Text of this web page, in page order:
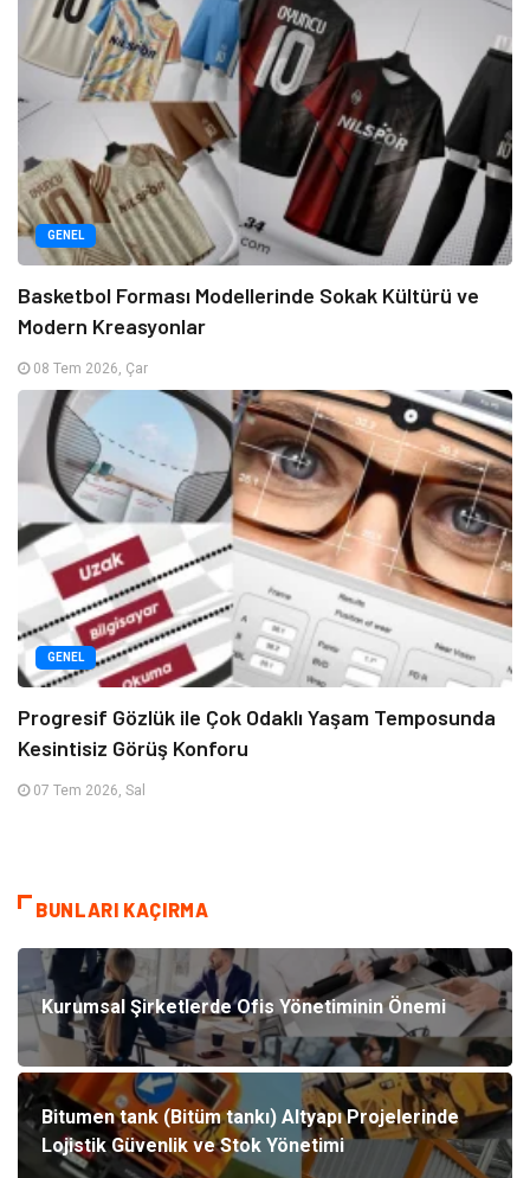
GENEL
Basketbol Forması Modellerinde Sokak Kültürü ve
Modern Kreasyonlar
08 Tem 2026, Çar
GENEL
Progresif Gözlük ile Çok Odaklı Yaşam Temposunda
Kesintisiz Görüş Konforu
07 Tem 2026, Sal
BUNLARI KAÇIRMA
Kurumsal Şirketlerde Ofis Yönetiminin Önemi
Bitumen tank (Bitüm tankı) Altyapı Projelerinde
Lojistik Güvenlik ve Stok Yönetimi